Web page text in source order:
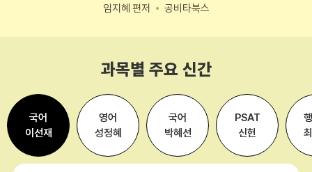
임지혜 편저 공비타북스
과목별 주요 신간
국어
이선재
영어
성정혜
국어
박혜선
PSAT
신헌